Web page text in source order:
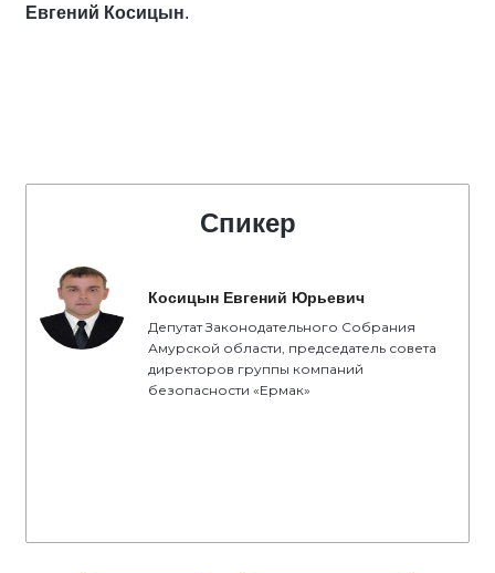
Евгений Косицын.
Спикер
Косицын Евгений Юрьевич
Депутат Законодательного Собрания
Амурской области, председатель совета
директоров группы компаний
безопасности «Ермак»